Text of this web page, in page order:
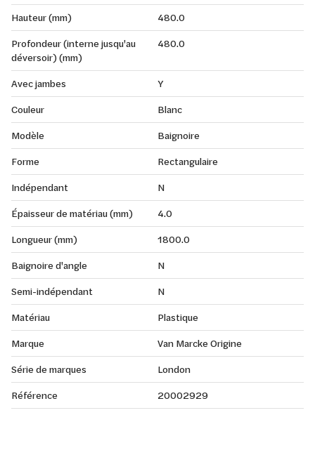
Hauteur (mm)
480.0
Profondeur (interne jusqu'au
déversoir) (mm)
480.0
Avec jambes
Y
Couleur
Blanc
Modèle
Baignoire
Forme
Rectangulaire
Indépendant
N
Épaisseur de matériau (mm)
4.0
Longueur (mm)
1800.0
Baignoire d'angle
N
Semi-indépendant
N
Matériau
Plastique
Marque
Van Marcke Origine
Série de marques
London
Référence
20002929